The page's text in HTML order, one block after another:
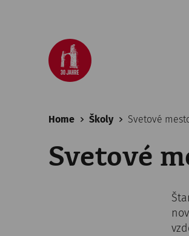
Home Školy Svetové
Svetové